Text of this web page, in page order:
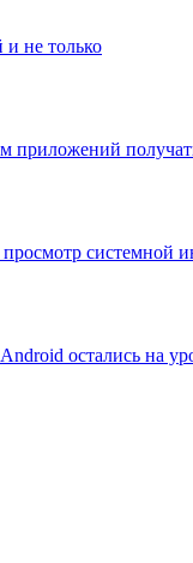
не только
приложений
системной
остались на